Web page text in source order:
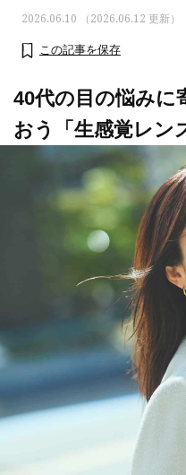
ママとパパに贈る「ジ
2026.06.10 （2026.06.12 更新）
この記事を保存
40代の目の悩みに
おう「生感覚レン